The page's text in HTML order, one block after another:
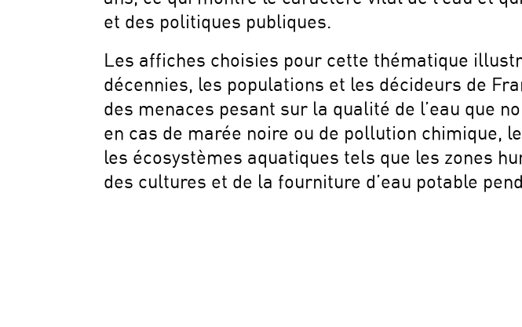
et des politiques publiques.
Les affiches choisies pour cette thématique
décennies, les populations et les décideurs de
des menaces pesant sur la qualité de l’eau que
en cas de marée noire ou de pollution chimique,
les écosystèmes aquatiques tels que les zones
des cultures et de la fourniture d’eau potable